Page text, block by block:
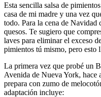
Esta sencilla salsa de
casa de mi madre y una vez
todo. Para la cena de
quesos. Te sugiero que
laves para eliminar el exceso
pimientos tú mismo, pero esto
La primera vez que probé un
Avenida de Nueva York, hace
prepara con zumo de
adaptación incluye: